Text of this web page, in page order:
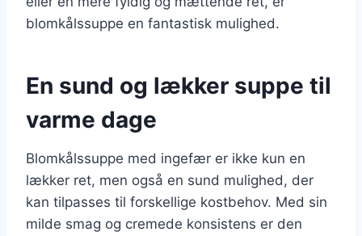
blomkålssuppe en fantastisk mulighed.
En sund og lækker suppe til
varme dage
Blomkålssuppe med ingefær er ikke kun en
lækker ret, men også en sund mulighed, der
kan tilpasses til forskellige kostbehov. Med sin
milde smag og cremede konsistens er den